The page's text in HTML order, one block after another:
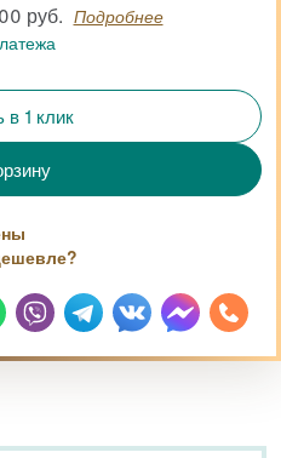
руб. Подробнее
в 1 клик